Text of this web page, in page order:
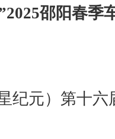
纪元）第十